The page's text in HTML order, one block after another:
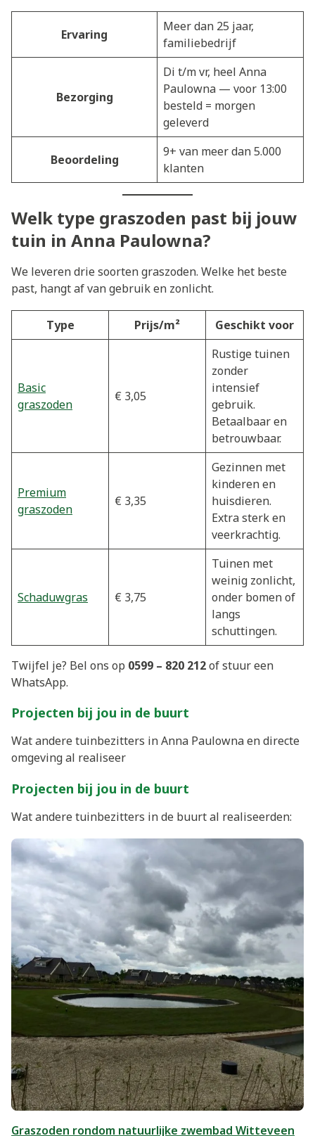
Ervaring
Meer dan 25 jaar,
familiebedrijf
Bezorging
Di t/m vr, heel Anna
Paulowna — voor 13:00
besteld = morgen
geleverd
Beoordeling
9+ van meer dan 5.000
klanten
Welk type graszoden past bij jouw
tuin in Anna Paulowna?
We leveren drie soorten graszoden. Welke het beste
past, hangt af van gebruik en zonlicht.
Type Prijs/m² Geschikt voor
Basic
graszoden
€ 3,05
Rustige tuinen
zonder
intensief
gebruik.
Betaalbaar en
betrouwbaar.
Premium
graszoden
€ 3,35
Gezinnen met
kinderen en
huisdieren.
Extra sterk en
veerkrachtig.
Schaduwgras € 3,75
Tuinen met
weinig zonlicht,
onder bomen of
langs
schuttingen.
Twijfel je? Bel ons op 0599 – 820 212of stuur een
WhatsApp.
Projecten bij jou in de buurt
Wat andere tuinbezitters in Anna Paulowna en directe
omgeving al realiseer
Projecten bij jou in de buurt
Wat andere tuinbezitters in de buurt al realiseerden:
Graszoden rondom natuurlijke zwembad Witteveen